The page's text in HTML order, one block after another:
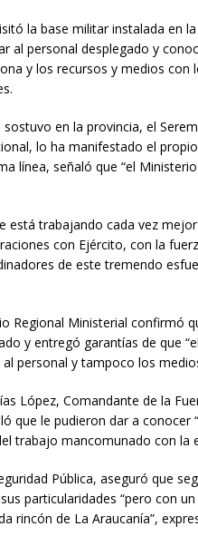
la base militar instalada en
al personal desplegado y
y los recursos y medios con
en la provincia, el
lo ha manifestado el
línea, señaló que “el
está trabajando cada vez
con Ejército, con la
de este tremendo
Regional Ministerial confirmó
y entregó garantías de que
personal y tampoco los
López, Comandante de la
que le pudieron dar a
trabajo mancomunado con la
Pública, aseguró que
particularidades “pero con
rincón de La Araucanía”,